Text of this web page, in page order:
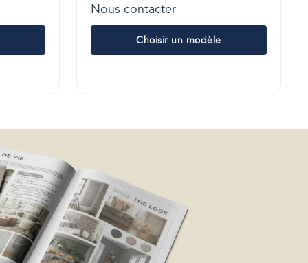
Nous contacter
Choisir un modèle